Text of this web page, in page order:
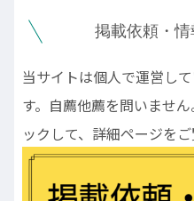
掲載依頼・情
当サイトは個人で運営し
す。自薦他薦を問いませ
ックして、詳細ページをご